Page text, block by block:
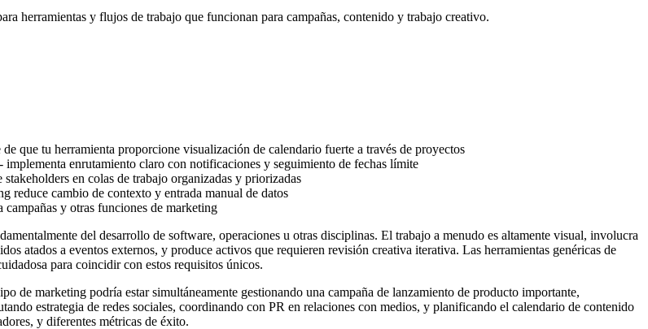
herramientas y flujos de trabajo que funcionan para campañas, contenido y trabajo creativo.
que tu herramienta proporcione visualización de calendario fuerte a través de proyectos
enrutamiento claro con notificaciones y seguimiento de fechas límite
en colas de trabajo organizadas y priorizadas
reduce cambio de contexto y entrada manual de datos
y otras funciones de marketing
del desarrollo de software, operaciones u otras disciplinas. El trabajo a menudo es altamente visual, involucra
atados a eventos externos, y produce activos que requieren revisión creativa iterativa. Las herramientas genéricas de
para coincidir con estos requisitos únicos.
de marketing podría estar simultáneamente gestionando una campaña de lanzamiento de producto importante,
estrategia de redes sociales, coordinando con PR en relaciones con medios, y planificando el calendario de contenido
y diferentes métricas de éxito.